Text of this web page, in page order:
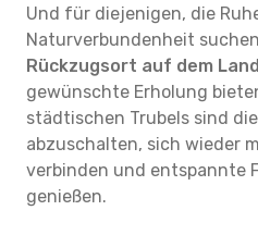
Und für diejenigen, die
Naturverbundenheit
Rückzugsort auf dem Land
gewünschte Erholung
städtischen Trubels sind
abzuschalten, sich wieder
verbinden und entspannte
genießen.